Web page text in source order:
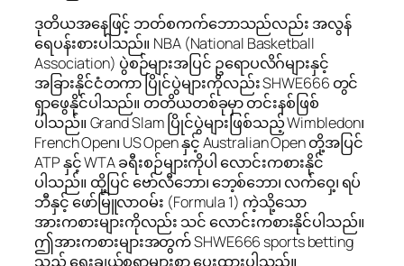
ဒုတိယအနေဖြင့် ဘတ်စကက်ဘောသည်လည်း အလွန်
ရေပန်းစားပါသည်။ NBA (National Basketball
Association) ပွဲစဉ်များအပြင် ဥရောပလိဂ်များနှင့်
အခြားနိုင်ငံတကာ ပြိုင်ပွဲများကိုလည်း SHWE666 တွင်
ရှာဖွေနိုင်ပါသည်။ တတိယတစ်ခုမှာ တင်းနစ်ဖြစ်
ပါသည်။ Grand Slam ပြိုင်ပွဲများဖြစ်သည့် Wimbledon၊
French Open၊ US Open နှင့် Australian Open တို့အပြင်
ATP နှင့် WTA ခရီးစဉ်များကိုပါ လောင်းကစားနိုင်
ပါသည်။ ထို့ပြင် ဗော်လီဘော၊ ဘေ့စ်ဘော၊ လက်ဝှေ့၊ ရပ်
ဘီနှင့် ဖော်မြူလာဝမ်း (Formula 1) ကဲ့သို့သော
အားကစားများကိုလည်း သင် လောင်းကစားနိုင်ပါသည်။
ဤအားကစားများအတွက် SHWE666 sports betting
သည် ရွေးချယ်စရာများစွာ ပေးထားပါသည်။